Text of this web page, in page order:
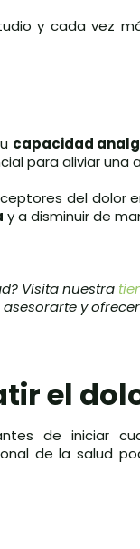
y cada vez
capacidad
para aliviar una
del dolor
y a disminuir de
Visita nuestra
y
el
de iniciar
de la salud